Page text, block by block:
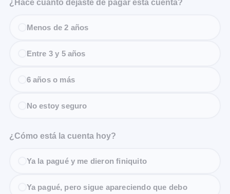
¿Hace cuánto dejaste de pagar esta cuenta?
Menos de 2 años
Entre 3 y 5 años
6 años o más
No estoy seguro
¿Cómo está la cuenta hoy?
Ya la pagué y me dieron finiquito
Ya pagué, pero sigue apareciendo que debo